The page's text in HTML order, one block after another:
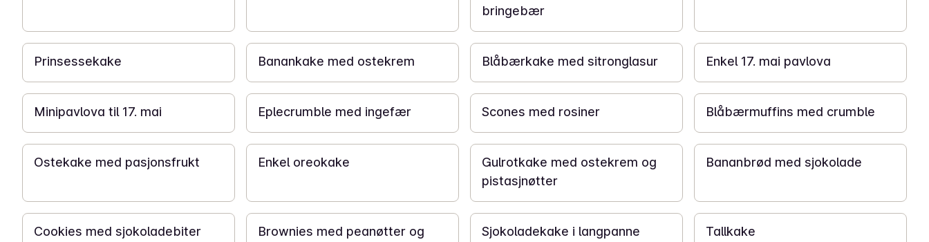
bringebær
4 t
Prinsessekake
1 t
Banankake med ostekrem
1 t
Blåbærkake med sitronglasur
1 t 30 min
Enkel 17. mai pavlova
1 t 30 min
Minipavlova til 17. mai
20 min
Eplecrumble med ingefær
20 min
Scones med rosiner
20 min
Blåbærmuffins med crumble
6 t
Ostekake med pasjonsfrukt
5 t
Enkel oreokake
30 min
Gulrotkake med ostekrem og
pistasjnøtter
1 t
Bananbrød med sjokolade
40 min
Cookies med sjokoladebiter
1 t
Brownies med peanøtter og
40 min
Sjokoladekake i langpanne
10 min
Tallkake